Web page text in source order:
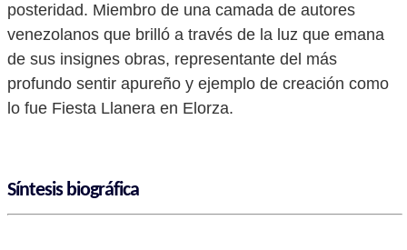
posteridad. Miembro de una camada de autores
venezolanos que brilló a través de la luz que emana
de sus insignes obras, representante del más
profundo sentir apureño y ejemplo de creación como
lo fue Fiesta Llanera en Elorza.
Síntesis biográfica